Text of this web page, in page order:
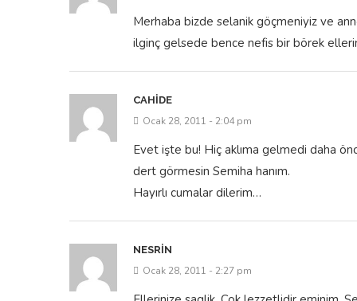
ilginç gelsede bence nefis bir börek
Ocak 28, 2011 - 2:04 pm
dert görmesin Semiha hanım.
Hayırlı cumalar dilerim…
Ocak 28, 2011 - 2:27 pm